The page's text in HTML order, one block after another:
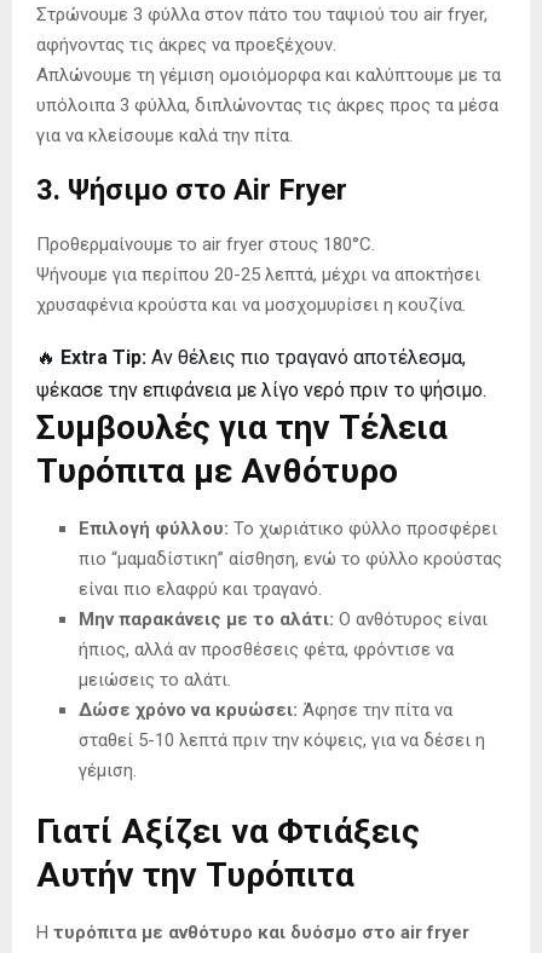
Στρώνουμε 3 φύλλα στον πάτο του ταψιού του air fryer,
αφήνοντας τις άκρες να προεξέχουν.
Απλώνουμε τη γέμιση ομοιόμορφα και καλύπτουμε με τα
υπόλοιπα 3 φύλλα, διπλώνοντας τις άκρες προς τα μέσα
για να κλείσουμε καλά την πίτα.
3. Ψήσιμο στο Air Fryer
Προθερμαίνουμε το air fryer στους 180°C.
Ψήνουμε για περίπου 20-25 λεπτά, μέχρι να αποκτήσει
χρυσαφένια κρούστα και να μοσχομυρίσει η κουζίνα.
🔥 Extra Tip: Αν θέλεις πιο τραγανό αποτέλεσμα,
ψέκασε την επιφάνεια με λίγο νερό πριν το ψήσιμο.
Συμβουλές για την Τέλεια
Τυρόπιτα με Ανθότυρο
Επιλογή φύλλου: Το χωριάτικο φύλλο προσφέρει
πιο “μαμαδίστικη” αίσθηση, ενώ το φύλλο κρούστας
είναι πιο ελαφρύ και τραγανό.
Μην παρακάνεις με το αλάτι: Ο ανθότυρος είναι
ήπιος, αλλά αν προσθέσεις φέτα, φρόντισε να
μειώσεις το αλάτι.
Δώσε χρόνο να κρυώσει: Άφησε την πίτα να
σταθεί 5-10 λεπτά πριν την κόψεις, για να δέσει η
γέμιση.
Γιατί Αξίζει να Φτιάξεις
Αυτήν την Τυρόπιτα
Η τυρόπιτα με ανθότυρο και δυόσμο στο air fryer